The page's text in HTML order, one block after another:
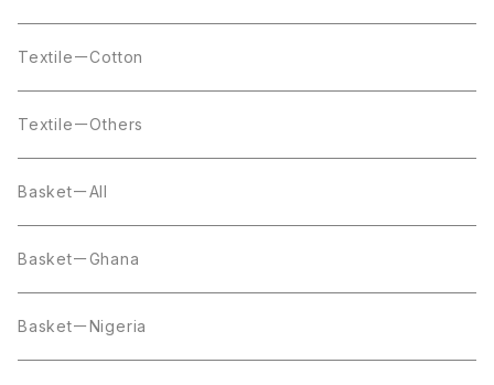
TextileーCotton
TextileーOthers
BasketーAll
BasketーGhana
BasketーNigeria